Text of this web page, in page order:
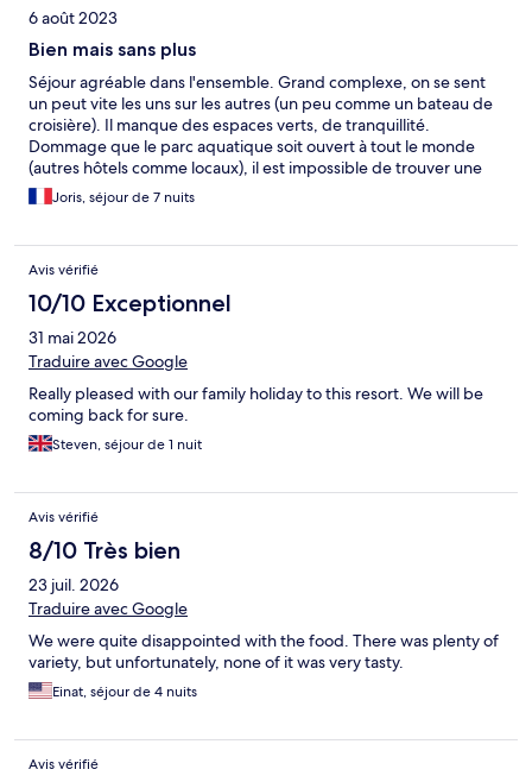
6 août 2023
Bien mais sans plus
Séjour agréable dans l'ensemble. Grand complexe, on se sent
un peut vite les uns sur les autres (un peu comme un bateau de
croisière). Il manque des espaces verts, de tranquillité.
Dommage que le parc aquatique soit ouvert à tout le monde
(autres hôtels comme locaux), il est impossible de trouver une
chaise longue pendant la journée. On a été un peu embêté par
les fourmis dans la chambre dès que l'on laissait quelque chose
infestés de ces petites bêtes). Hotel un peu bruyant le soir et la
nuit. Heureusement, la qualité de la nourriture rattrape les point
négatifs. Tres beaux restaurants avec vue sur mer (Creatan
Taverne et Asian). Belles plages, eau claire. Attention a bien
demander une chambre loin du Star Beach (sauf si vous aimez la
techno tous les soirs jusqu'à minuit). Un peu déçu par
jours sur 7), le dernier jour étant un spectacle de magie pour
enfants.
Joris, séjour de 7 nuits
Avis vérifié
10/10 Exceptionnel
31 mai 2026
Traduire avec Google
Really pleased with our family holiday to this resort. We will be
coming back for sure.
Steven, séjour de 1 nuit
Avis vérifié
8/10 Très bien
23 juil. 2026
Traduire avec Google
We were quite disappointed with the food. There was plenty of
variety, but unfortunately, none of it was very tasty.
Einat, séjour de 4 nuits
Avis vérifié